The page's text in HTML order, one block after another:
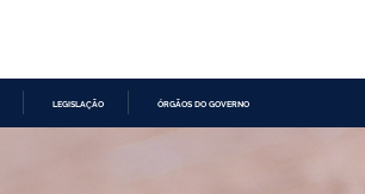
LEGISLAÇÃO ÓRGÃOS DO GOVERNO